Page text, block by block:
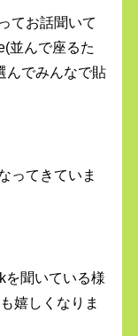
てお話聞いて
並んで座るた
んでみんなで貼
ってきていま
を聞いている様
嬉しくなりま